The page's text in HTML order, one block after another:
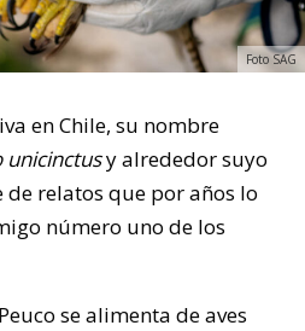
Foto SAG
en Chile, su nombre
unicinctusy alrededor suyo
relatos que por años lo
número uno de los
se alimenta de aves